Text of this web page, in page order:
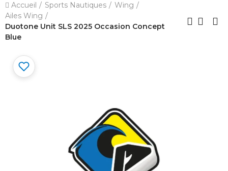
Accueil Sports Nautiques
Wing
Ailes Wing
Duotone Unit SLS 2025 Occasion Concept
Blue
Bonjour ! Je suis votre expert nautique.
Comment puis-je vous aider aujourd'hui ?